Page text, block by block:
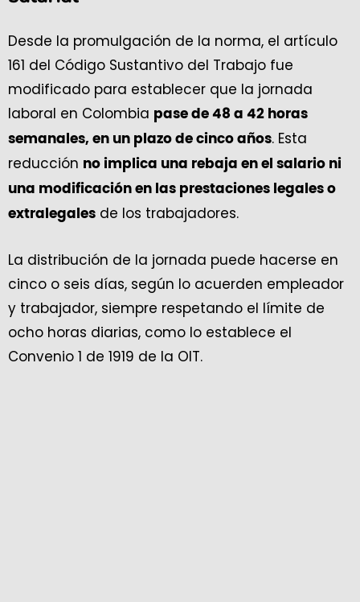
Desde la promulgación de la norma, el artículo
161 del Código Sustantivo del Trabajo fue
modificado para establecer que la jornada
laboral en Colombia pase de 48 a 42 horas
semanales, en un plazo de cinco años. Esta
reducción no implica una rebaja en el salario ni
una modificación en las prestaciones legales o
extralegales de los trabajadores.
La distribución de la jornada puede hacerse en
cinco o seis días, según lo acuerden empleador
y trabajador, siempre respetando el límite de
ocho horas diarias, como lo establece el
Convenio 1 de 1919 de la OIT.